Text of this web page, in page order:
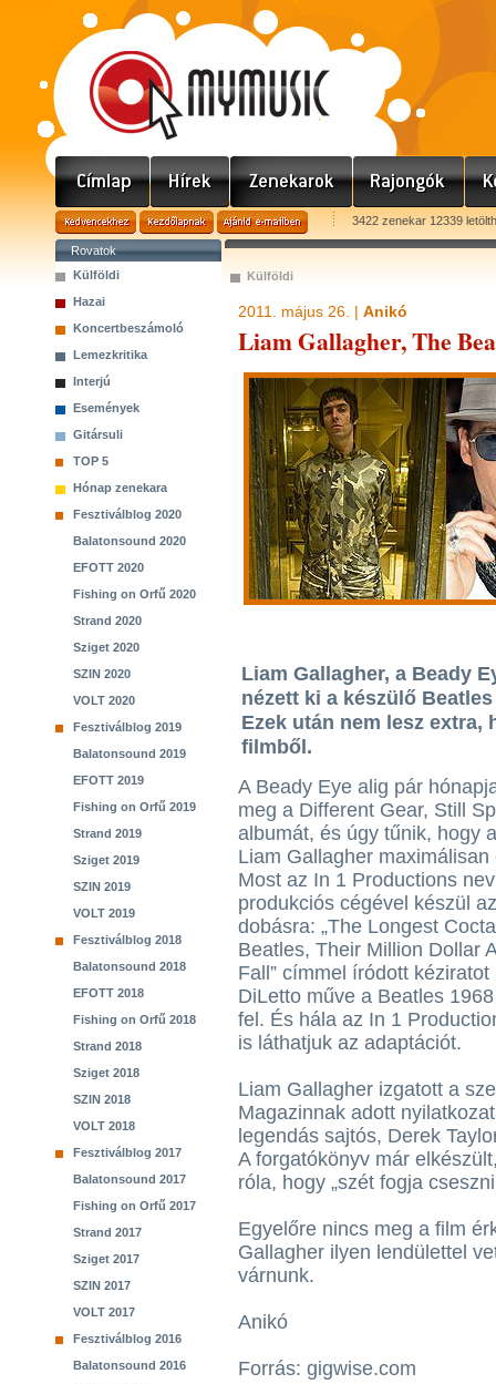
3422 zenekar 12339
Rovatok
Külföldi
Hazai
Koncertbeszámoló
Lemezkritika
Interjú
Események
Gitársuli
TOP 5
Hónap zenekara
Fesztiválblog 2020
Balatonsound 2020
EFOTT 2020
Fishing on Orfű 2020
Strand 2020
Sziget 2020
SZIN 2020
VOLT 2020
Fesztiválblog 2019
Balatonsound 2019
EFOTT 2019
Fishing on Orfű 2019
Strand 2019
Sziget 2019
SZIN 2019
VOLT 2019
Fesztiválblog 2018
Balatonsound 2018
EFOTT 2018
Fishing on Orfű 2018
Strand 2018
Sziget 2018
SZIN 2018
VOLT 2018
Fesztiválblog 2017
Balatonsound 2017
Fishing on Orfű 2017
Strand 2017
Sziget 2017
SZIN 2017
VOLT 2017
Fesztiválblog 2016
Balatonsound 2016
Külföldi
2011. május 26. | Anikó
Liam Gallagher, The
Liam Gallagher, a Beady
nézett ki a készülő
Ezek után nem lesz extra,
filmből.
A Beady Eye alig pár
meg a Different Gear, Still
albumát, és úgy tűnik, hogy
Liam Gallagher maximálisan
Most az In 1 Productions
produkciós cégével készül
dobásra: „The Longest
Beatles, Their Million Dollar
Fall” címmel íródott
DiLetto műve a Beatles
fel. És hála az In 1
is láthatjuk az adaptációt.
Liam Gallagher izgatott a
Magazinnak adott
legendás sajtós, Derek
A forgatókönyv már
róla, hogy „szét fogja
Egyelőre nincs meg a film
Gallagher ilyen lendülettel
várnunk.
Anikó
Forrás: gigwise.com